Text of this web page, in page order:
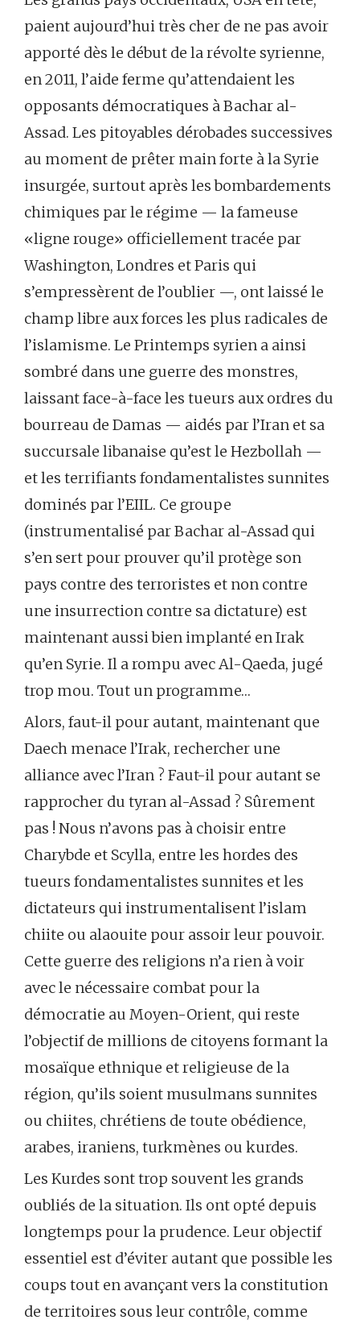
paient aujourd’hui très cher de ne pas avoir
apporté dès le début de la révolte syrienne,
en 2011, l’aide ferme qu’attendaient les
opposants démocratiques à Bachar al-
Assad. Les pitoyables dérobades successives
au moment de prêter main forte à la Syrie
insurgée, surtout après les bombardements
chimiques par le régime — la fameuse
«ligne rouge» officiellement tracée par
Washington, Londres et Paris qui
s’empressèrent de l’oublier —, ont laissé le
champ libre aux forces les plus radicales de
l’islamisme. Le Printemps syrien a ainsi
sombré dans une guerre des monstres,
laissant face-à-face les tueurs aux ordres du
bourreau de Damas — aidés par l’Iran et sa
succursale libanaise qu’est le Hezbollah —
et les terrifiants fondamentalistes sunnites
dominés par l’EIIL. Ce groupe
(instrumentalisé par Bachar al-Assad qui
s’en sert pour prouver qu’il protège son
pays contre des terroristes et non contre
une insurrection contre sa dictature) est
maintenant aussi bien implanté en Irak
qu’en Syrie. Il a rompu avec Al-Qaeda, jugé
trop mou. Tout un programme…
Alors, faut-il pour autant, maintenant que
Daech menace l’Irak, rechercher une
alliance avec l’Iran ? Faut-il pour autant se
rapprocher du tyran al-Assad ? Sûrement
pas ! Nous n’avons pas à choisir entre
Charybde et Scylla, entre les hordes des
tueurs fondamentalistes sunnites et les
dictateurs qui instrumentalisent l’islam
chiite ou alaouite pour assoir leur pouvoir.
Cette guerre des religions n’a rien à voir
avec le nécessaire combat pour la
démocratie au Moyen-Orient, qui reste
l’objectif de millions de citoyens formant la
mosaïque ethnique et religieuse de la
région, qu’ils soient musulmans sunnites
ou chiites, chrétiens de toute obédience,
arabes, iraniens, turkmènes ou kurdes.
Les Kurdes sont trop souvent les grands
oubliés de la situation. Ils ont opté depuis
longtemps pour la prudence. Leur objectif
essentiel est d’éviter autant que possible les
coups tout en avançant vers la constitution
de territoires sous leur contrôle, comme